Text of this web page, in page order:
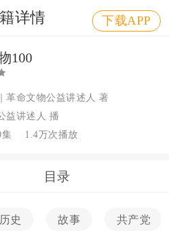
详情 下载APP
100
革命文物公益讲述人 著
益讲述人 播
1.4万次播放
目录
历史 故事 共产党